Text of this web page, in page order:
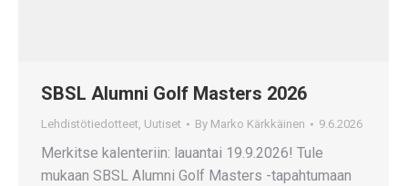
SBSL Alumni Golf Masters 2026
Lehdistötiedotteet, Uutiset By Marko Kärkkäinen 9.6.2026
Merkitse kalenteriin: lauantai 19.9.2026! Tule
mukaan SBSL Alumni Golf Masters -tapahtumaan